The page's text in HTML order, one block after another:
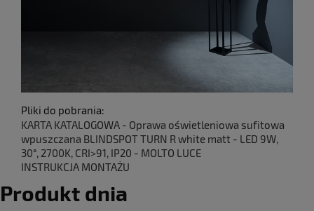
Pliki do pobrania:
KARTA KATALOGOWA - Oprawa oświetleniowa sufitowa
wpuszczana BLINDSPOT TURN R white matt - LED 9W,
30°, 2700K, CRI>91, IP20 - MOLTO LUCE
INSTRUKCJA MONTAŻU
Produkt dnia